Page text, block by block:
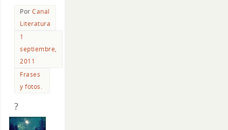
Por Canal
Literatura
1
septiembre,
2011
Frases
y fotos.
?